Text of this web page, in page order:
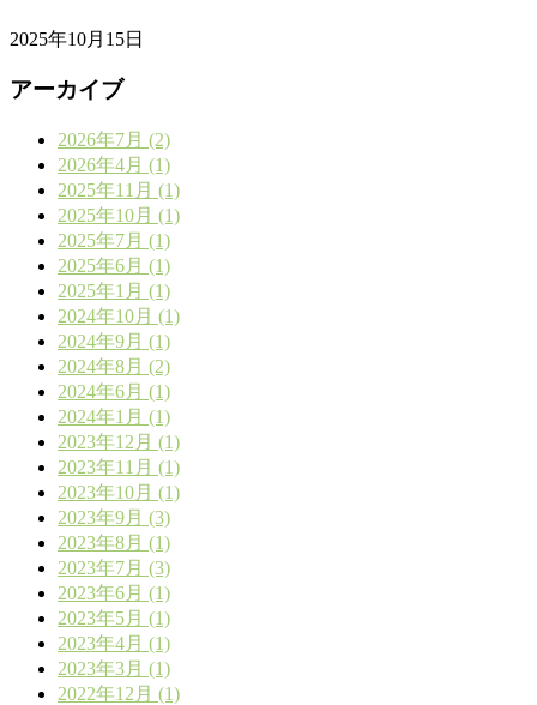
2025年10月15日
アーカイブ
2026年7月 (2)
2026年4月 (1)
2025年11月 (1)
2025年10月 (1)
2025年7月 (1)
2025年6月 (1)
2025年1月 (1)
2024年10月 (1)
2024年9月 (1)
2024年8月 (2)
2024年6月 (1)
2024年1月 (1)
2023年12月 (1)
2023年11月 (1)
2023年10月 (1)
2023年9月 (3)
2023年8月 (1)
2023年7月 (3)
2023年6月 (1)
2023年5月 (1)
2023年4月 (1)
2023年3月 (1)
2022年12月 (1)